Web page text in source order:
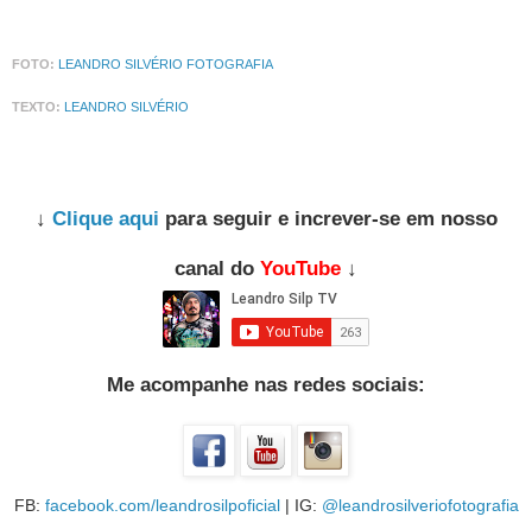
FOTO: LEANDRO SILVÉRIO FOTOGRAFIA
TEXTO: LEANDRO SILVÉRIO
↓ Clique aqui para seguir e increver-se em nosso
canal do YouTube ↓
Me acompanhe nas redes sociais:
FB: facebook.com/leandrosilpoficial| IG: @leandrosilveriofotografia